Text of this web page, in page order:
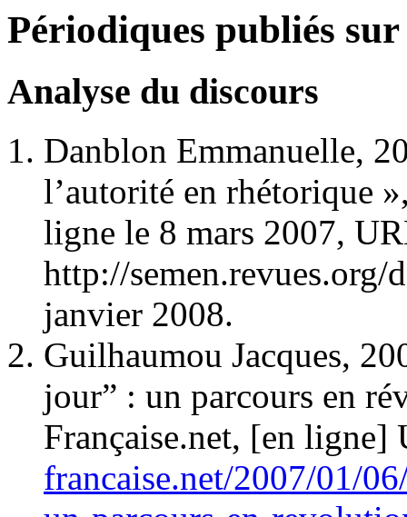
Périodiques publiés
Analyse du discours
Danblon Emmanuelle,
l’autorité en rhétorique
ligne le 8 mars 2007,
http://
janvier 2008.
Guilhaumou Jacques,
jour” : un parcours en
Française.net, [en
francaise.net/2007/01/